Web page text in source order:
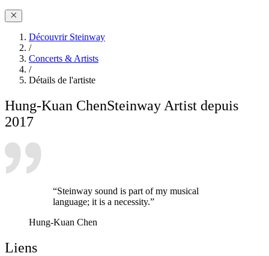
Découvrir Steinway
/
Concerts & Artists
/
Détails de l'artiste
Hung-Kuan ChenSteinway Artist depuis
2017
“Steinway sound is part of my musical
language; it is a necessity.”
Hung-Kuan Chen
Liens